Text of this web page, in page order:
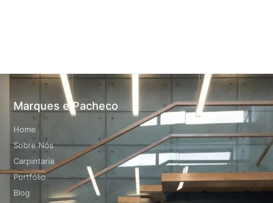
Marques e Pacheco
Home
Sobre Nós
Carpintaria
Portfólio
Blog